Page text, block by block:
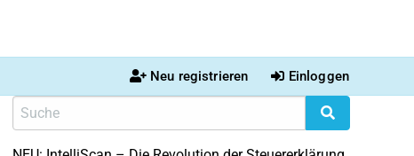
Neu registrieren Einloggen